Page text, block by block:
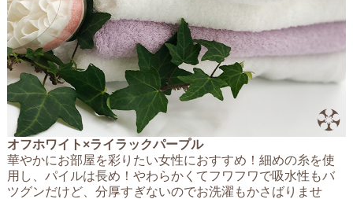
オフホワイト×ライラックパープル
華やかにお部屋を彩りたい女性におすすめ！細めの糸を使
用し、パイルは長め！やわらかくてフワフワで吸水性もバ
ツグンだけど、分厚すぎないのでお洗濯もかさばりませ